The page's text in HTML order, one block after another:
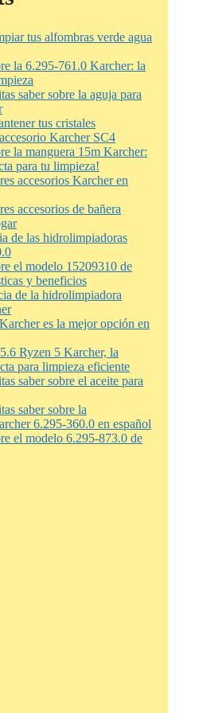
tus alfombras verde agua
la 6.295-761.0 Karcher: la
saber sobre la aguja para
tus cristales
Karcher SC4
la manguera 15m Karcher:
para tu limpieza!
accesorios Karcher en
accesorios de bañera
de las hidrolimpiadoras
el modelo 15209310 de
y beneficios
de la hidrolimpiadora
es la mejor opción en
Ryzen 5 Karcher, la
para limpieza eficiente
saber sobre el aceite para
saber sobre la
6.295-360.0 en español
el modelo 6.295-873.0 de